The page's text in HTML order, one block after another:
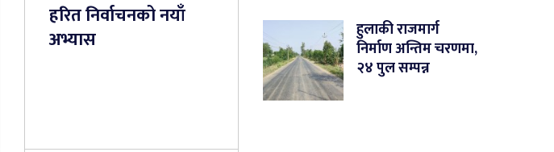
हरित निर्वाचनको नयाँ
अभ्यास
हुलाकी राजमार्ग
निर्माण अन्तिम चरणमा,
२४ पुल सम्पन्न